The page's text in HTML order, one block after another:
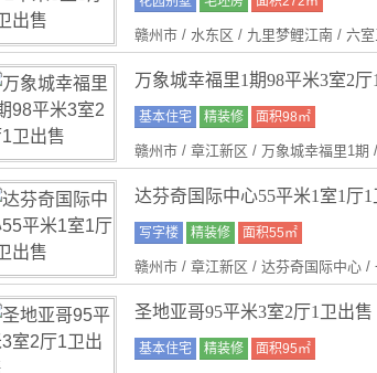
赣州市 / 水东区 / 九里梦鲤江南 / 六室
万象城幸福里1期98平米3室2厅
基本住宅 精装修 面积98㎡
赣州市 / 章江新区 / 万象城幸福里1期
达芬奇国际中心55平米1室1厅1
写字楼 精装修 面积55㎡
赣州市 / 章江新区 / 达芬奇国际中心 /
圣地亚哥95平米3室2厅1卫出售
基本住宅 精装修 面积95㎡